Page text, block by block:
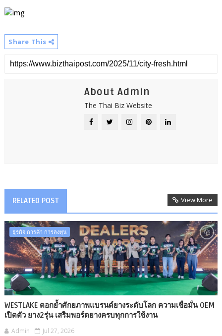
Share This
About Admin
The Thai Biz Website
RELATED POST View More
ธุรกิจ การค้า การลงทุน
WESTLAKE ตอกย้ำศักยภาพแบรนด์ยางระดับโลก ความเชื่อมั่น OEM
เปิดตัว ยาง2รุ่น เสริมพอร์ตยางครบทุกการใช้งาน
Admin Jul 27, 2026